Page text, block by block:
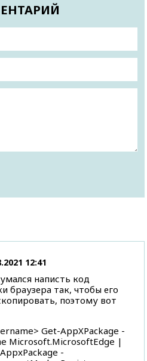
12:41
написть код
браузера так, чтобы его
поэтому вот
Get-AppXPackage -
Microsoft.MicrosoftEdge |
-